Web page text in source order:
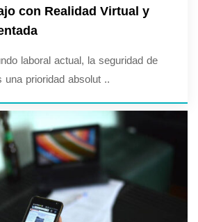
con Realidad Virtual y
laboral actual, la seguridad de
una prioridad absolut ..